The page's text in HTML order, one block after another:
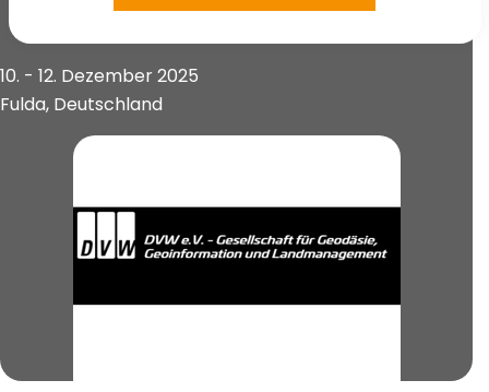
10. - 12. Dezember 2025
Fulda, Deutschland